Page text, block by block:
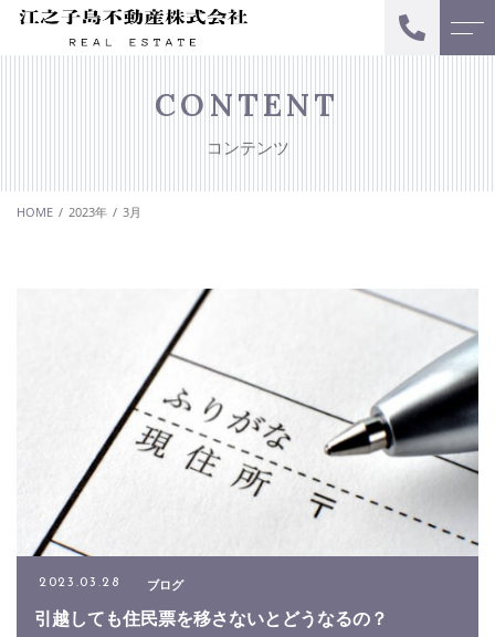
ご相談メニュー
一棟建物管理・ 区分所有物
投資型不動産相談
キャンペーン
コンテンツ
お問い合わせ
06-6479-0840
CONTENT
コンテンツ
HOME 2023年 3月
2023.03.28 ブログ
引越しても住民票を移さないとどうなるの？